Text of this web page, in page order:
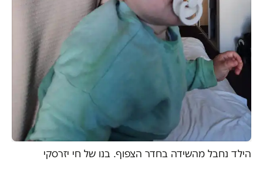
הילד נחבל מהשידה בחדר הצפוף. בנו של חי יזרסקי